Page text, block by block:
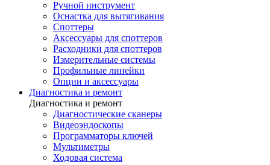
Ручной инструмент
Оснастка для вытягивания
Споттеры
Аксессуары для споттеров
Расходники для споттеров
Измерительные системы
Профильные линейки
Опции и аксессуары
Диагностика и ремонт
Диагностика и ремонт
Диагностические сканеры
Видеоэндоскопы
Программаторы ключей
Мультиметры
Ходовая система